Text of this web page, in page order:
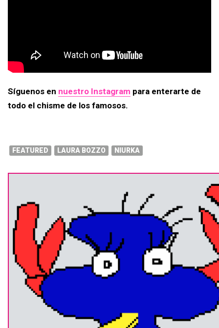
Síguenos en nuestro Instagram para enterarte de
todo el chisme de los famosos.
FEATURED LAURA BOZZO NIURKA